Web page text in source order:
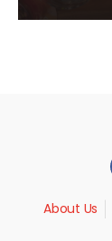
About Us